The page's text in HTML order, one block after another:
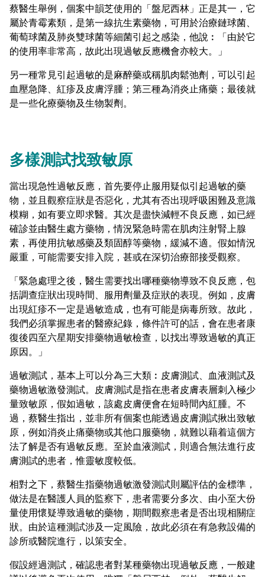
蔡醫生舉例，個案中韻芝使用的「盤尼西林」正是其一，它
屬於青霉素類，是第一線抗生素藥物，可用於治療鏈球菌、
葡萄球菌及肺炎雙球菌等細菌引起之感染，他說︰「由於它
的使用率非常高，故此出現過敏反應機會亦較大。」
另一種常見引起過敏的是麻醉藥或稱肌肉鬆弛劑，可以引起
血壓急降、紅疹及皮膚浮腫；第三種為消炎止痛藥；最後就
是一些化療藥物及生物製劑。
多樣測試找致敏原
當出現急性過敏反應，首先要停止服用疑似引起過敏的藥
物，並且觀察症狀是否惡化，尤其有否出現呼吸困難及意識
模糊，如有要立即求醫。其次是盡快減輕不良反應，如已經
確診並由醫生處方藥物，情況緊急時需在肌肉注射腎上腺
素，再使用抗敏感藥及類固醇等藥物，緩減不適。假如情況
嚴重，可能需要安排入院，甚或在深切治療部接受觀察。
「緊急處理之後，醫生需要找出哪種藥物導致不良反應，包
括調查症狀出現時間、服用劑量及症狀的表現。例如，皮膚
出現紅疹不一定是過敏造成，也有可能是病毒所致。故此，
我們必須掌握患者的醫療紀錄，條件許可的話，會在患者康
復後四至六星期安排藥物過敏檢查，以找出導致過敏的真正
原因。」
過敏測試，基本上可以分為三大類︰皮膚測試、血液測試及
藥物過敏激發測試。皮膚測試是指在患者皮膚表層刺入極少
量致敏原，假如過敏，該處皮膚便會在短時間內紅腫。不
過，蔡醫生指出，並非所有個案也能透過皮膚測試揪出致敏
原，例如消炎止痛藥物或其他口服藥物，就難以藉着這個方
法了解是否有過敏反應。至於血液測試，則適合無法進行皮
膚測試的患者，惟靈敏度較低。
相對之下，蔡醫生指藥物過敏激發測試則屬評估的金標準，
做法是在醫護人員的監察下，患者需要分多次、由小至大份
量使用懷疑導致過敏的藥物，期間觀察患者是否出現相關症
狀。由於這種測試涉及一定風險，故此必須在有急救設備的
診所或醫院進行，以策安全。
假設經過測試，確認患者對某種藥物出現過敏反應，一般建